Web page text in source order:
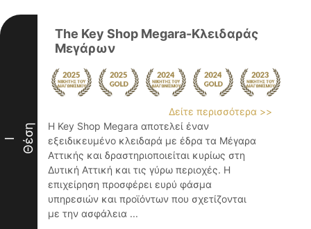
I Θέση
The Key Shop Megara-Κλειδαράς
Μεγάρων
Δείτε περισσότερα >>
Η Key Shop Megara αποτελεί έναν
εξειδικευμένο κλειδαρά με έδρα τα Μέγαρα
Αττικής και δραστηριοποιείται κυρίως στη
Δυτική Αττική και τις γύρω περιοχές. Η
επιχείρηση προσφέρει ευρύ φάσμα
υπηρεσιών και προϊόντων που σχετίζονται
με την ασφάλεια ...